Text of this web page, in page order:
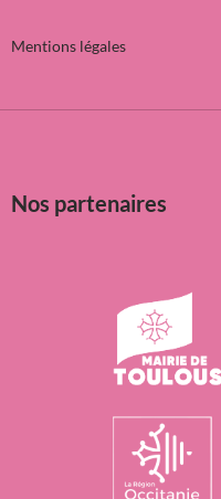
Mentions légales
Nos partenaires